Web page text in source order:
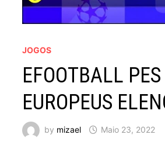
JOGOS
EFOOTBALL
EUROPEUS
by mizael Maio 23, 2022